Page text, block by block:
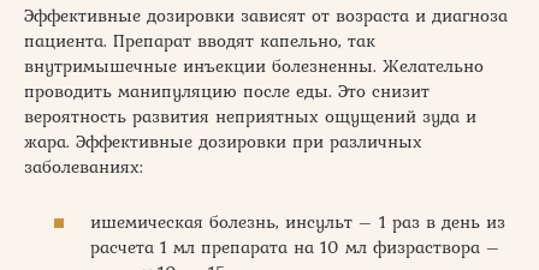
Эффективные дозировки зависят от возраста и диагноза
пациента. Препарат вводят капельно, так
внутримышечные инъекции болезненны. Желательно
проводить манипуляцию после еды. Это снизит
вероятность развития неприятных ощущений зуда и
жара. Эффективные дозировки при различных
заболеваниях:
ишемическая болезнь, инсульт – 1 раз в день из
расчета 1 мл препарата на 10 мл физраствора –